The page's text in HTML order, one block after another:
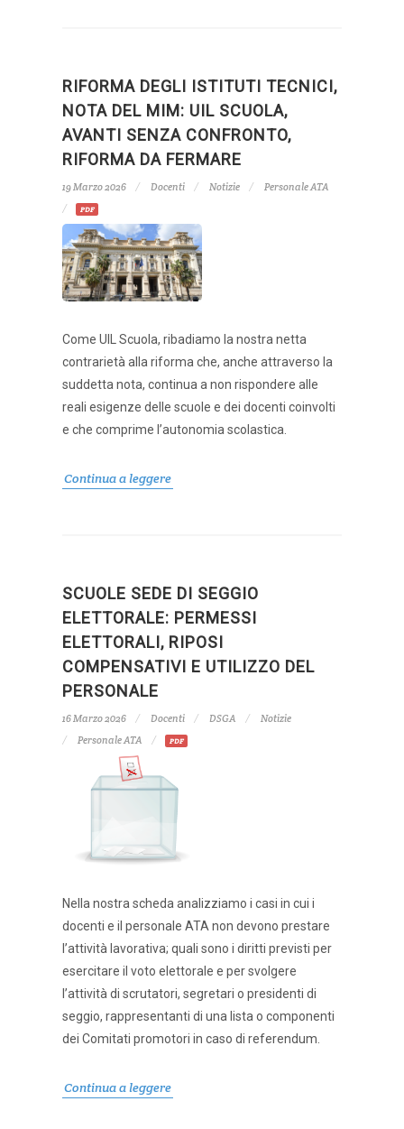
RIFORMA DEGLI ISTITUTI TECNICI,
NOTA DEL MIM: UIL SCUOLA,
AVANTI SENZA CONFRONTO,
RIFORMA DA FERMARE
19 Marzo 2026 Docenti Notizie Personale ATA
PDF
Come UIL Scuola, ribadiamo la nostra netta
contrarietà alla riforma che, anche attraverso la
suddetta nota, continua a non rispondere alle
reali esigenze delle scuole e dei docenti coinvolti
e che comprime l’autonomia scolastica.
Continua a leggere
SCUOLE SEDE DI SEGGIO
ELETTORALE: PERMESSI
ELETTORALI, RIPOSI
COMPENSATIVI E UTILIZZO DEL
PERSONALE
16 Marzo 2026 Docenti DSGA
Notizie
Personale ATA
PDF
Nella nostra scheda analizziamo i casi in cui i
docenti e il personale ATA non devono prestare
l’attività lavorativa; quali sono i diritti previsti per
esercitare il voto elettorale e per svolgere
l’attività di scrutatori, segretari o presidenti di
seggio, rappresentanti di una lista o componenti
dei Comitati promotori in caso di referendum.
Continua a leggere